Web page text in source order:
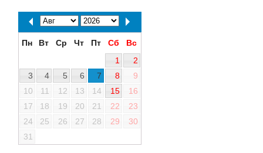
Пн Вт Ср Чт Пт Сб
Вс
1
2
3
4 5 6 7 8
9
10
11 12 13 14 15
16
17
18 19 20 21 22
23
24
25 26 27 28 29
30
31